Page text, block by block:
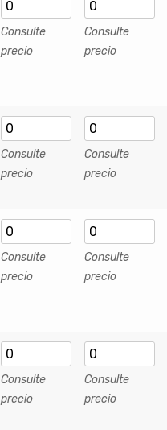
Consulte
precio
Consulte
precio
Consulte
precio
Consulte
precio
Consulte
precio
Consulte
precio
Consulte
precio
Consulte
precio